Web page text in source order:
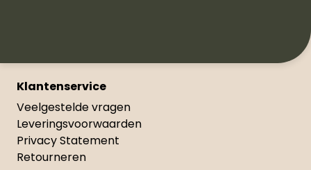
Klantenservice
Veelgestelde vragen
Leveringsvoorwaarden
Privacy Statement
Retourneren